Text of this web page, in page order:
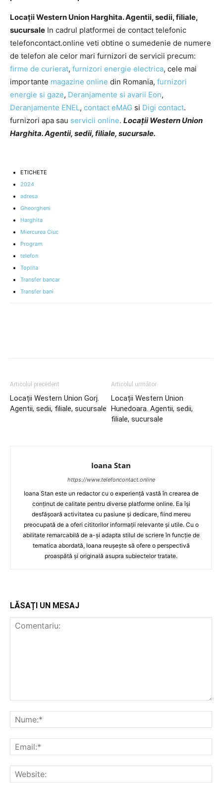
Locații Western Union Harghita. Agentii, sedii, filiale,
sucursale In cadrul platformei de contact telefonic
telefoncontact.online veti obtine o sumedenie de numere
de telefon ale celor mari furnizori de servicii precum:
firme de curierat, furnizori energie electrica, cele mai
importante magazine online din Romania, furnizori
energie si gaze, Deranjamente si avarii Eon,
Deranjamente ENEL, contact eMAG si Digi contact.
furnizori apa sau servicii online. Locații Western Union
Harghita. Agentii, sedii, filiale, sucursale.
ETICHETE
2024
adresa
Gheorgheni
Harghita
Miercurea Ciuc
Program
telefon
Toplita
Transfer bancar
Transfer bani
Articolul precedent
Locații Western Union Gorj.
Agentii, sedii, filiale, sucursale
Articolul următor
Locații Western Union
Hunedoara. Agentii, sedii,
filiale, sucursale
Ioana Stan
https://www.telefoncontact.online
Ioana Stan este un redactor cu o experiență vastă în crearea de
conținut de calitate pentru diverse platforme online. Ea își
desfășoară activitatea cu pasiune și dedicare, fiind mereu
preocupată de a oferi cititorilor informații relevante și utile. Cu o
abilitate remarcabilă de a-și adapta stilul de scriere în funcție de
tematica abordată, Ioana reușește să ofere o perspectivă
proaspătă și originală asupra subiectelor tratate.
LĂSAȚI UN MESAJ